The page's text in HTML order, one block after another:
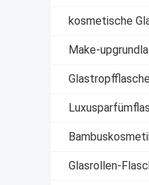
kosmetische
Make-
Glasrollen-